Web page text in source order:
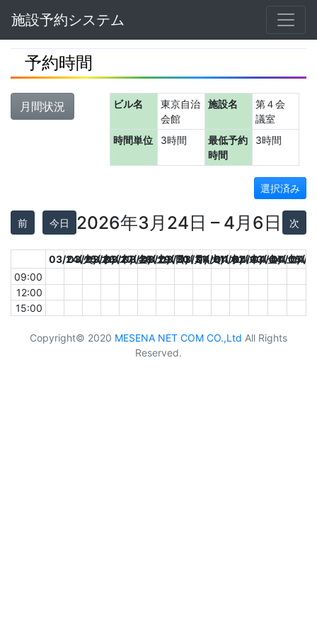
Navbar
施設予約システム
予約時間
月間状況 ビル名
東京自治
会館
施設名
第４会
議室
時間単位
3時間
最低予約
時間
3時間
選択済み
前 今日 2026年3月24日 – 4月6日 次
03/24(火)
03/25(水)
03/26(木)
03/27(金)
03/28(土)
03/29(日)
03/30(月)
03/31(火)
04/01(水)
04/02(木)
04/03(金)
04/04(土)
04/05(
04/
09:00
12:00
15:00
Copyright© 2020 MESENA NET COM CO.,Ltd All Rights
Reserved.